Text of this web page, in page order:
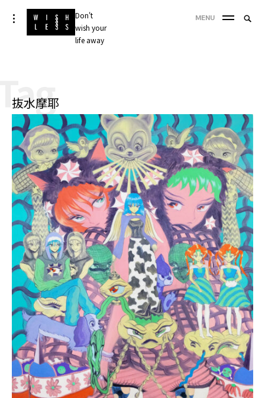
Skip
to
Don't
wish your
life away
toggle
open/close
sidebar
MENU
抜水摩耶